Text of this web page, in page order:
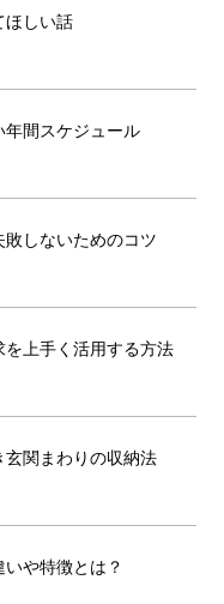
ほしい話
年間スケジュール
敗しないためのコツ
上手く活用する方法
玄関まわりの収納法
や特徴とは？